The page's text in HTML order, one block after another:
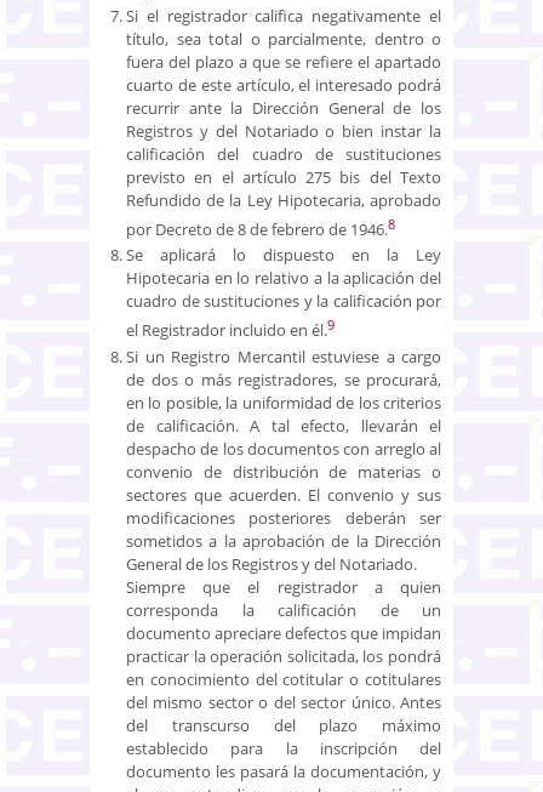
Si el registrador califica negativamente el
título, sea total o parcialmente, dentro o
fuera del plazo a que se refiere el apartado
cuarto de este artículo, el interesado podrá
recurrir ante la Dirección General de los
Registros y del Notariado o bien instar la
calificación del cuadro de sustituciones
previsto en el artículo 275 bis del Texto
Refundido de la Ley Hipotecaria, aprobado
por Decreto de 8 de febrero de 1946.8
Se aplicará lo dispuesto en la Ley
Hipotecaria en lo relativo a la aplicación del
cuadro de sustituciones y la calificación por
el Registrador incluido en él.9
Si un Registro Mercantil estuviese a cargo
de dos o más registradores, se procurará,
en lo posible, la uniformidad de los criterios
de calificación. A tal efecto, llevarán el
despacho de los documentos con arreglo al
convenio de distribución de materias o
sectores que acuerden. El convenio y sus
modificaciones posteriores deberán ser
sometidos a la aprobación de la Dirección
General de los Registros y del Notariado.
Siempre que el registrador a quien
corresponda la calificación de un
documento apreciare defectos que impidan
practicar la operación solicitada, los pondrá
en conocimiento del cotitular o cotitulares
del mismo sector o del sector único. Antes
del transcurso del plazo máximo
establecido para la inscripción del
documento les pasará la documentación, y